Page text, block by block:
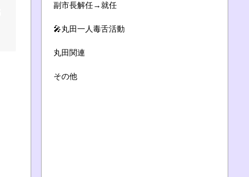
副市長解任→就任
🎤丸田一人毒舌活動
丸田関連
その他